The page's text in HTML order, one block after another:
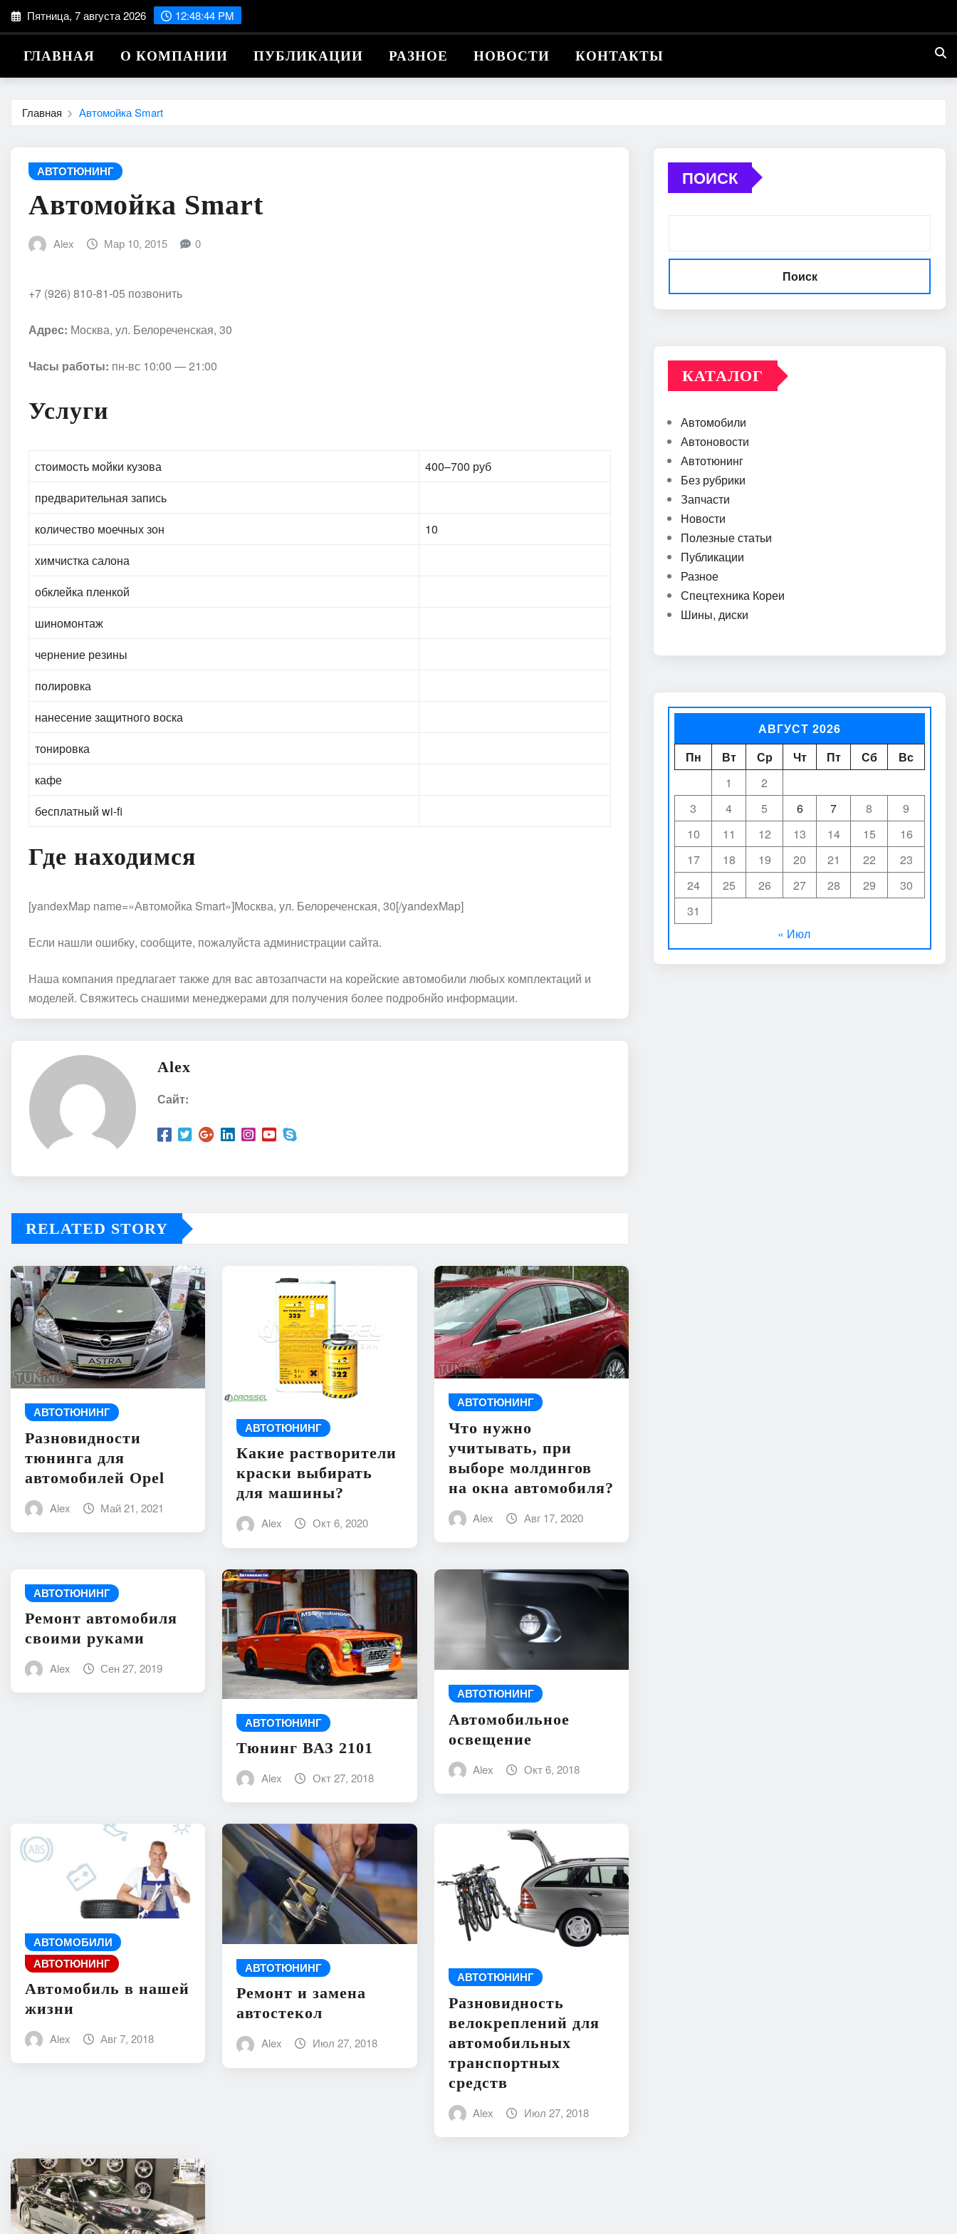
Перейти
к
содержимому
Пятница, 7 августа 2026 12:48:45 PM
ГЛАВНАЯ О КОМПАНИИ ПУБЛИКАЦИИ РАЗНОЕ НОВОСТИ КОНТАКТЫ
Главная Автомойка Smart
АВТОТЮНИНГ
Автомойка Smart
Alex Мар 10, 2015 0
+7 (926) 810-81-05 позвонить
Адрес: Москва, ул. Белореченская, 30
Часы работы: пн-вс 10:00 — 21:00
Услуги
стоимость мойки кузова
400–700 руб
предварительная запись
количество моечных зон
10
химчистка салона
обклейка пленкой
шиномонтаж
чернение резины
полировка
нанесение защитного воска
тонировка
кафе
бесплатный wi-fi
Где находимся
[yandexMap name=»Автомойка Smart»]Москва, ул. Белореченская, 30[/yandexMap]
Если нашли ошибку, сообщите, пожалуйста администрации сайта.
Наша компания предлагает также для вас автозапчасти на корейские автомобили любых комплектаций и
моделей. Свяжитесь снашими менеджерами для получения более подробнйо информации.
Alex
Сайт:
RELATED STORY
АВТОТЮНИНГ
Разновидности
тюнинга для
автомобилей Opel
Alex Май 21, 2021
АВТОТЮНИНГ
Какие растворители
краски выбирать
для машины?
Alex Окт 6, 2020
АВТОТЮНИНГ
Что нужно
учитывать, при
выборе молдингов
на окна автомобиля?
Alex Авг 17, 2020
АВТОТЮНИНГ
Ремонт автомобиля
своими руками
Alex Сен 27, 2019
АВТОТЮНИНГ
Тюнинг ВАЗ 2101
Alex Окт 27, 2018
АВТОТЮНИНГ
Автомобильное
освещение
Alex Окт 6, 2018
АВТОМОБИЛИ
АВТОТЮНИНГ
Автомобиль в нашей
жизни
Alex Авг 7, 2018
АВТОТЮНИНГ
Ремонт и замена
автостекол
Alex Июл 27, 2018
АВТОТЮНИНГ
Разновидность
велокреплений для
автомобильных
транспортных
средств
Alex Июл 27, 2018
ПОИСК
Поиск
КАТАЛОГ
Автомобили
Автоновости
Автотюнинг
Без рубрики
Запчасти
Новости
Полезные статьи
Публикации
Разное
Спецтехника Кореи
Шины, диски
АВГУСТ 2026
Пн
Вт Ср Чт Пт Сб
Вс
1
2
3
4 5 6 7 8
9
10
11 12 13 14 15
16
17
18 19 20 21 22
23
24
25 26 27 28 29
30
31
« Июл